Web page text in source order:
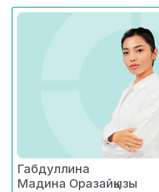
Габдуллина
Мадина Оразайқызы